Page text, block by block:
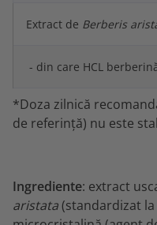
Extract de Berberis
- din care HCL
*Doza zilnică
de referință) nu este
Ingrediente: extract
aristata(standardizat